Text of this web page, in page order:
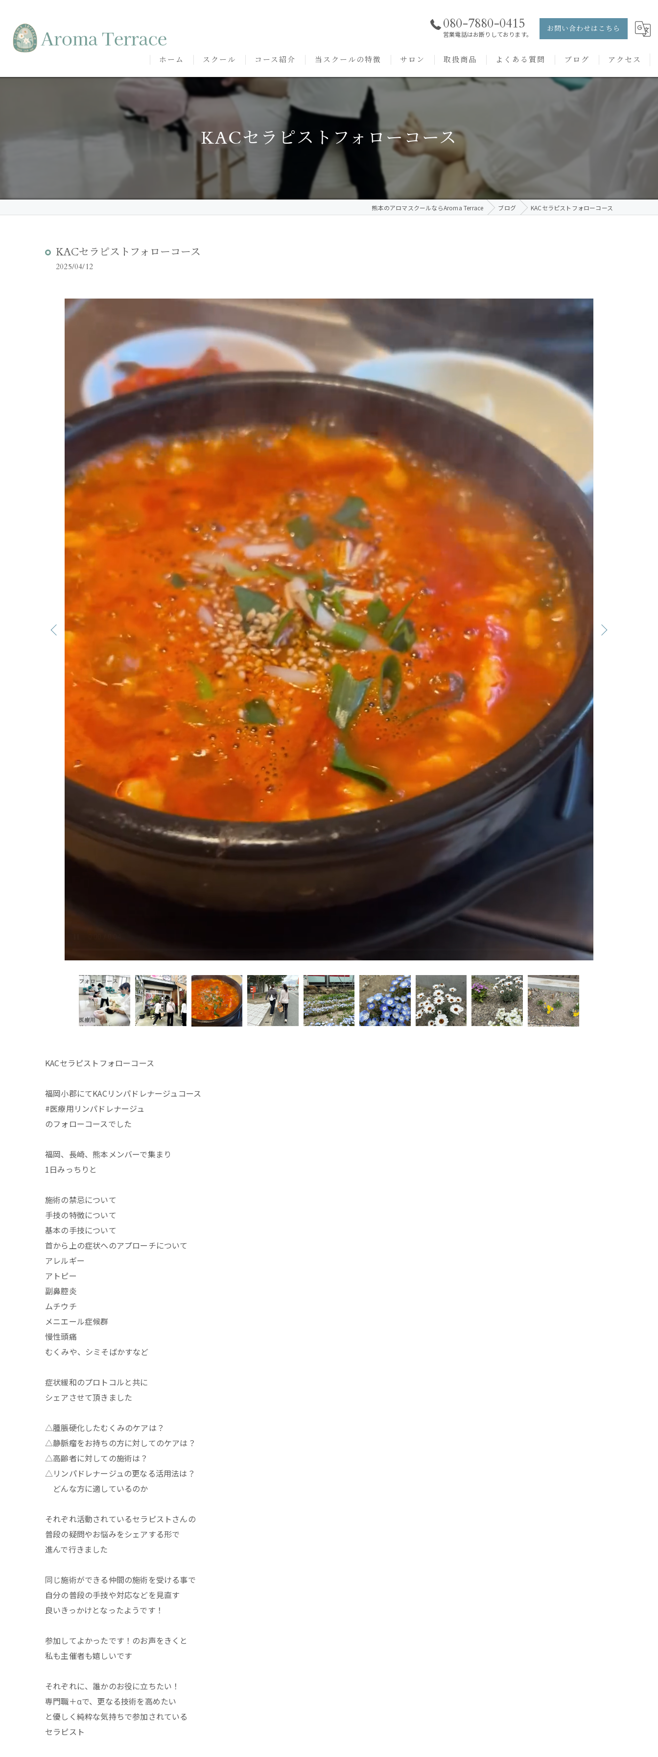
080-7880-0415
営業電話はお断りしております。
お問い合わせはこちら
ホーム スクール
熊本本校の特徴
代表挨拶
講師紹介
コース紹介
NARD JAPAN
アロマ・アドバイザーコース
アロマ・インストラクターコース
アロマ・セラピストコース
KACセラピスト
クリニークアロマ リンパドレナージュコース
当スクールの特徴
独立開業支援
セルフメディケーション
ハンドマッサージ
サロン
サロンメニュー
術後・病後ケアメニュー
施術事例
取扱商品
バッチフラワーレメディ
よくある質問 ブログ アクセス
KACセラピストフォローコース
熊本のアロマスクールならAroma Terrace ブログ KACセラピストフォローコース
KACセラピストフォローコース
2025/04/12
KACセラピストフォローコース
福岡小郡にてKACリンパドレナージュコース
#医療用リンパドレナージュ
のフォローコースでした
福岡、長崎、熊本メンバーで集まり
1日みっちりと
施術の禁忌について
手技の特徴について
基本の手技について
首から上の症状へのアプローチについて
アレルギー
アトピー
副鼻腔炎
ムチウチ
メニエール症候群
慢性頭痛
むくみや、シミそばかすなど
症状緩和のプロトコルと共に
シェアさせて頂きました
△腫脹硬化したむくみのケアは？
△静脈瘤をお持ちの方に対してのケアは？
△高齢者に対しての施術は？
△リンパドレナージュの更なる活用法は？
どんな方に適しているのか
それぞれ活動されているセラピストさんの
普段の疑問やお悩みをシェアする形で
進んで行きました
同じ施術ができる仲間の施術を受ける事で
自分の普段の手技や対応などを見直す
良いきっかけとなったようです！
参加してよかったです！のお声をきくと
私も主催者も嬉しいです
それぞれに、誰かのお役に立ちたい！
専門職＋αで、更なる技術を高めたい
と優しく純粋な気持ちで参加されている
セラピスト